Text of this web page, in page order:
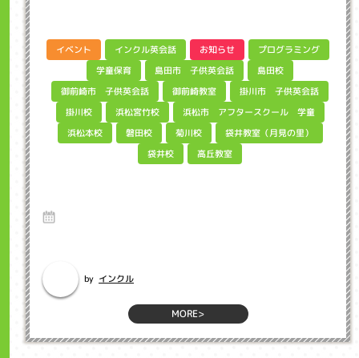
イベント インクル英会話 お知らせ プログラミング
学童保育 島田市 子供英会話 島田校
御前崎市 子供英会話 御前崎教室 掛川市 子供英会話
掛川校 浜松宮竹校 浜松市 アフタースクール 学童
浜松本校 磐田校 菊川校 袋井教室（月見の里）
袋井校 高丘教室
by インクル
MORE>